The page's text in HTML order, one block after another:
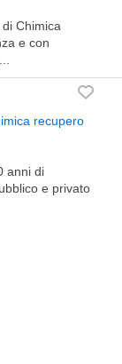
Chimica
e con
recupero
anni di
e privato